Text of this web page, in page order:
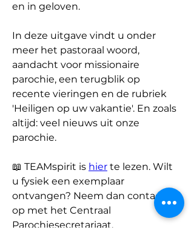
en in geloven.
In deze uitgave vindt u onder
meer het pastoraal woord,
aandacht voor missionaire
parochie, een terugblik op
recente vieringen en de rubriek
'Heiligen op uw vakantie'. En zoals
altijd: veel nieuws uit onze
parochie.
📖 TEAMspirit is hier te lezen. Wilt
u fysiek een exemplaar
ontvangen? Neem dan contact
op met het Centraal
Parochiesecretariaat.